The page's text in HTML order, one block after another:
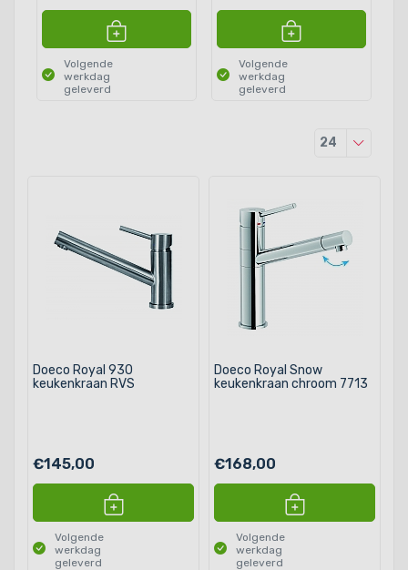
Volgende
werkdag
geleverd
Volgende
werkdag
geleverd
24
Doeco Royal 930
keukenkraan RVS
€145,00
Volgende
werkdag
geleverd
Doeco Royal Snow
keukenkraan chroom 7713
€168,00
Volgende
werkdag
geleverd